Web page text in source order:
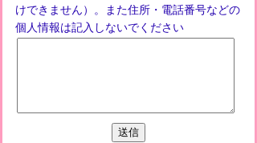
けできません）。また住所・電話番号などの
個人情報は記入しないでください